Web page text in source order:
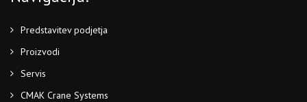
Predstavitev podjetja
Proizvodi
Servis
CMAK Crane Systems